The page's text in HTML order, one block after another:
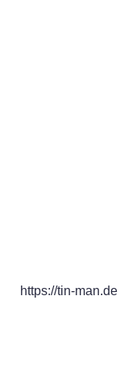
https://tin-man.de